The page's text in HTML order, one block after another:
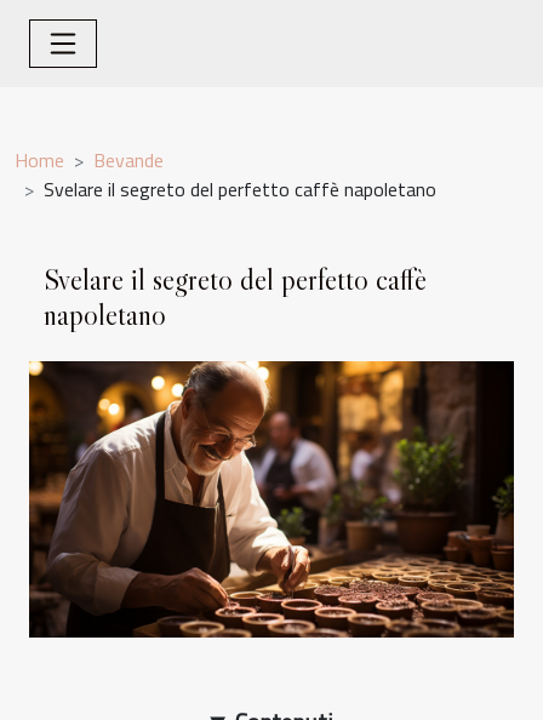
Home
Bevande
Svelare il segreto del perfetto caffè napoletano
Svelare il segreto del perfetto caffè
napoletano